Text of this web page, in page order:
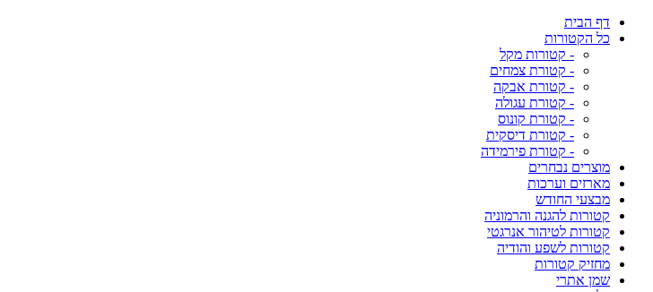
דף הבית
כל הקטורות
- קטורות מקל
- קטורת צמחים
- קטורת אבקה
- קטורת עגולה
- קטורת קונוס
- קטורת דיסקית
- קטורת פירמידה
מוצרים נבחרים
מארזים וערכות
מבצעי החודש
קטורות להגנה והרמוניה
קטורות לטיהור אנרגטי
קטורות לשפע והודיה
מחזיק קטורות
שמן אתרי